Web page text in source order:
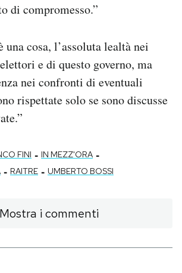
di compromesso.”
una cosa, l’assoluta lealtà nei
e di questo governo, ma
nei confronti di eventuali
rispettate solo se sono discusse
FINI - IN MEZZ'ORA -
- RAITRE - UMBERTO BOSSI
Mostra i commenti